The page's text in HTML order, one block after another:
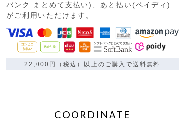
バンク まとめて支払い)、あと払い(ペイディ)
がご利用いただけます。
22,000円（税込）以上のご購入で送料無料
COORDINATE